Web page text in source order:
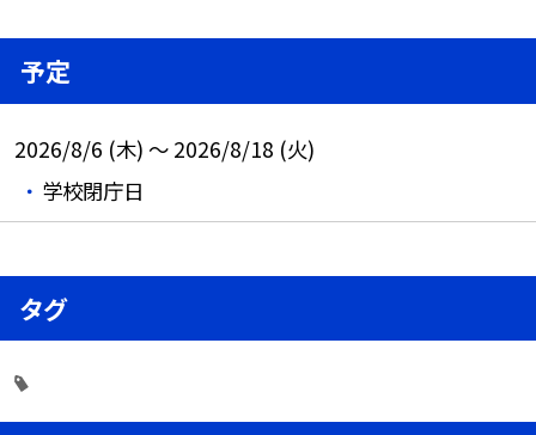
予定
2026/8/6 (木) ～ 2026/8/18 (火)
学校閉庁日
タグ